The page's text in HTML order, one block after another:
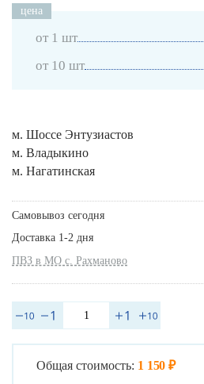
цена
от 1 шт
от 10 шт
м. Шоссе Энтузиастов
м. Владыкино
м. Нагатинская
Самовывоз сегодня
Доставка 1-2 дня
ПВЗ в МО с. Рахманово
Общая стоимость: 1 150 ₽